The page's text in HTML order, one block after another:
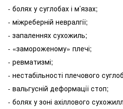
- болях у суглобах і м’язах;
- міжреберній невралгії;
- запаленнях сухожиль;
- «замороженому» плечі;
- ревматизмі;
- нестабільності плечового
- вальгусній деформації стоп;
- болях у зоні ахіллового